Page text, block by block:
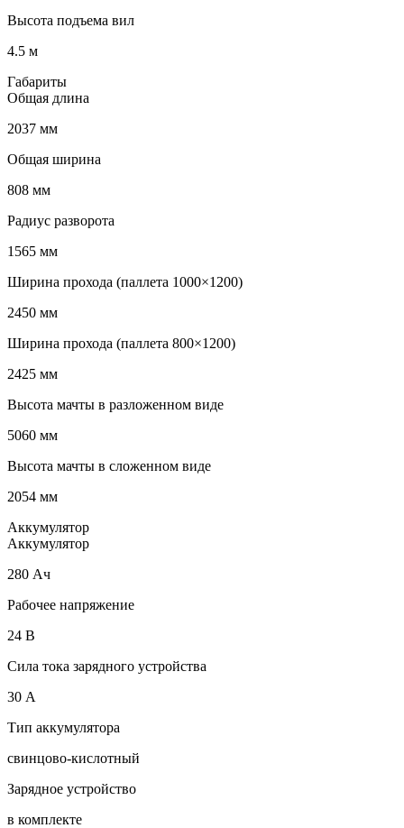
Высота подъема вил
4.5 м
Габариты
Общая длина
2037 мм
Общая ширина
808 мм
Радиус разворота
1565 мм
Ширина прохода (паллета 1000×1200)
2450 мм
Ширина прохода (паллета 800×1200)
2425 мм
Высота мачты в разложенном виде
5060 мм
Высота мачты в сложенном виде
2054 мм
Аккумулятор
Аккумулятор
280 Ач
Рабочее напряжение
24 В
Сила тока зарядного устройства
30 А
Тип аккумулятора
свинцово-кислотный
Зарядное устройство
в комплекте